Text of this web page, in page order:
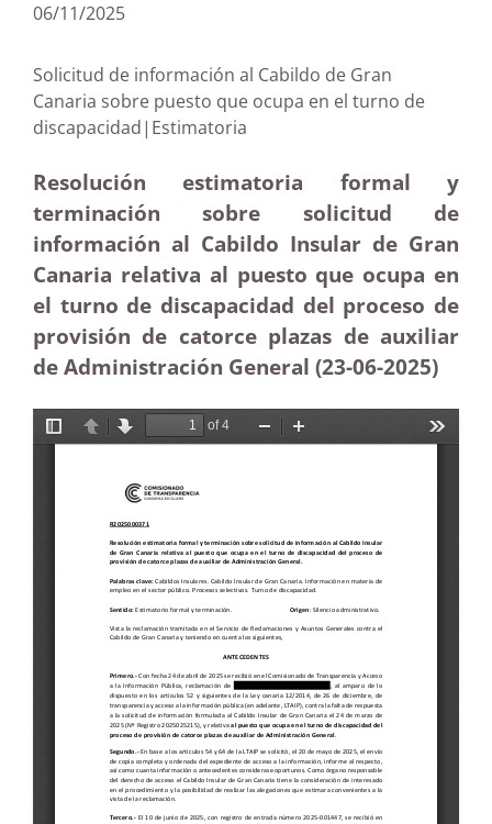
06/11/2025
Solicitud de información al Cabildo de Gran
Canaria sobre puesto que ocupa en el turno de
discapacidad|Estimatoria
Resolución estimatoria formal y
terminación sobre solicitud de
información al Cabildo Insular de Gran
Canaria relativa al puesto que ocupa en
el turno de discapacidad del proceso de
provisión de catorce plazas de auxiliar
de Administración General (23-06-2025)